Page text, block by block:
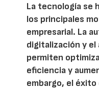
La tecnología se
los principales
empresarial. La
digitalización y el
permiten
eficiencia y
embargo, el